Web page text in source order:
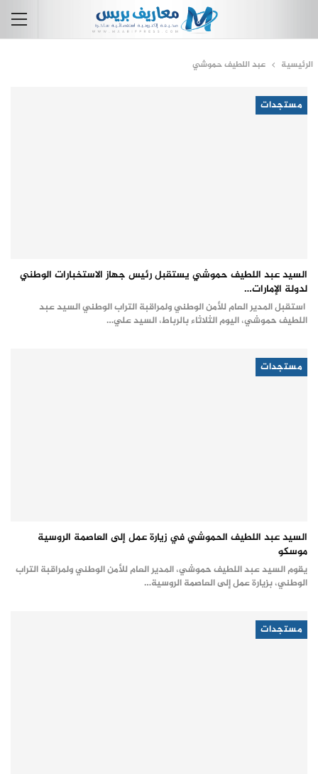
الرئيسية عبد اللطيف حموشي
مستجدات
السيد عبد اللطيف حموشي يستقبل رئيس جهاز الاستخبارات الوطني
لدولة الإمارات…
استقبل المدير العام للأمن الوطني ولمراقبة التراب الوطني السيد عبد
اللطيف حموشي، اليوم الثلاثاء بالرباط، السيد علي…
مستجدات
السيد عبد اللطيف الحموشي في زيارة عمل إلى العاصمة الروسية
موسكو
يقوم السيد عبد اللطيف حموشي، المدير العام للأمن الوطني ولمراقبة التراب
الوطني، بزيارة عمل إلى العاصمة الروسية…
مستجدات